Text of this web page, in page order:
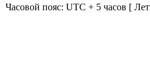
Часовой пояс: UTC + 5 часов [